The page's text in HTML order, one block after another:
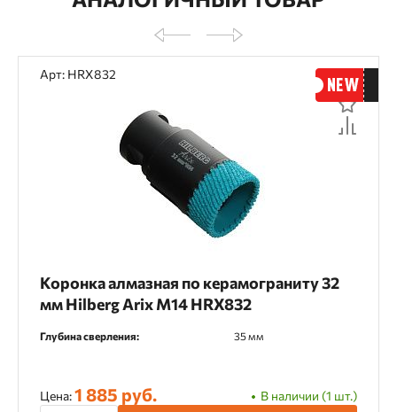
Арт: HRX832
Коронка алмазная по керамограниту 32
мм Hilberg Arix M14 HRX832
Глубина сверления: 35 мм
Цена:1 885 руб.
В наличии (1 шт.)